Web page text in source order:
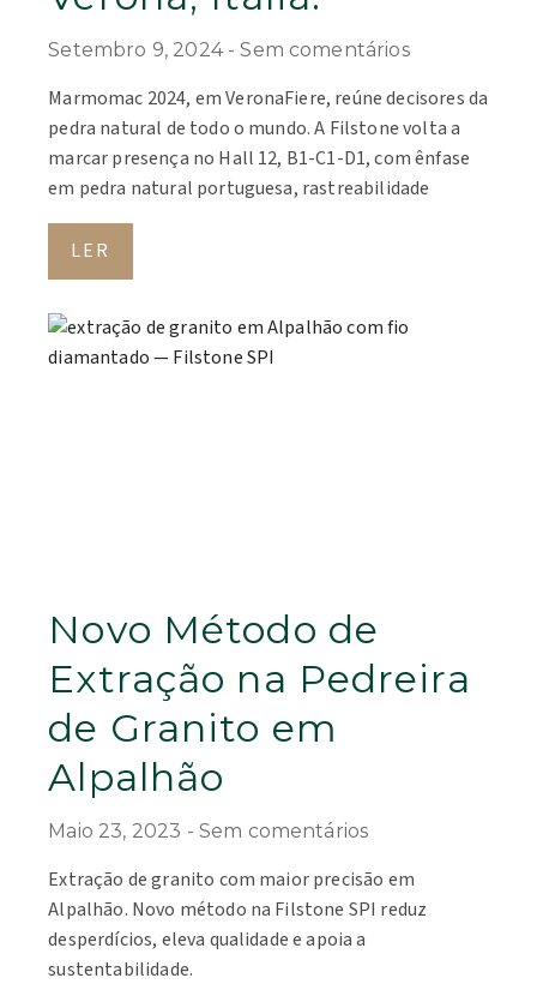
Setembro 9, 2024 Sem comentários
Marmomac 2024, em VeronaFiere, reúne decisores da
pedra natural de todo o mundo. A Filstone volta a
marcar presença no Hall 12, B1-C1-D1, com ênfase
em pedra natural portuguesa, rastreabilidade
LER
Novo Método de
Extração na Pedreira
de Granito em
Alpalhão
Maio 23, 2023 Sem comentários
Extração de granito com maior precisão em
Alpalhão. Novo método na Filstone SPI reduz
desperdícios, eleva qualidade e apoia a
sustentabilidade.